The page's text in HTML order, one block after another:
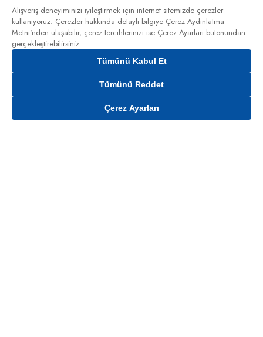
Gelince Haber Ver
Alışveriş deneyiminizi iyileştirmek için internet sitemizde çerezler
kullanıyoruz. Çerezler hakkında detaylı bilgiye Çerez Aydınlatma
Metni'nden ulaşabilir, çerez tercihlerinizi ise Çerez Ayarları butonundan
gerçekleştirebilirsiniz.
Tümünü Kabul Et
Tümünü Reddet
Çerez Ayarları